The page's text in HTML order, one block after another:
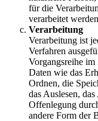
für die
verarbeitet
Verarbeitung
Verarbeitung ist
Verfahren
Vorgangsreihe im
Daten wie das
Ordnen, die
das Auslesen,
Offenlegung
andere Form der